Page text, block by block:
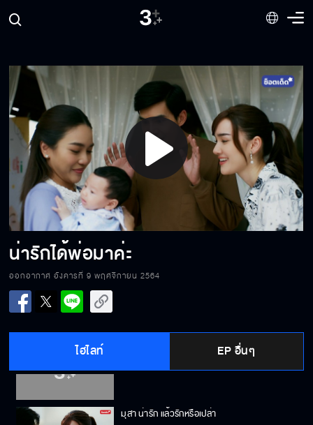
Play
Video
น่ารักได้พ่อมาค่ะ
ออกอากาศ อังคารที่ 9 พฤศจิกายน 2564
ไฮไลท์ EP อื่นๆ
นี่ฉันไปไล่จูบเมียชาวบ้านงั้นเหรอ
ช่วยด้วย มีคนถูกทำร้าย
เจ็บมั้ย โดนเด็กหลอกมันเจ็บใช่มั้ย
ช่วยต่อรองเจ้ากรรมนายเวรให้หน่อย
มุสา น่ารัก แล้วรักหรือเปล่า